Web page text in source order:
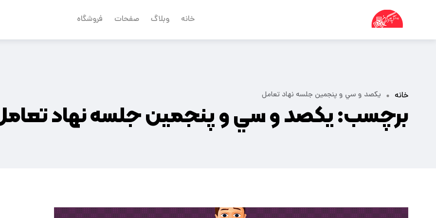
خانه وبلاگ صفحات فروشگاه
خانه يكصد و سي و پنجمين جلسه نهاد تعامل
برچسب:يكصد و سي و پنجمين جلسه نهاد